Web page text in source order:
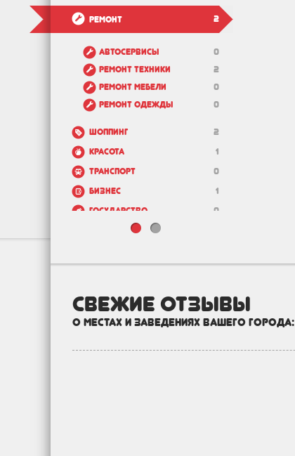
2
Ремонт
0
Автосервисы
2
Ремонт техники
0
Ремонт мебели
0
Ремонт одежды
2
Шоппинг
1
Красота
0
Транспорт
1
Бизнес
0
Государство
свежие отзывы
о местах и заведениях вашего города: